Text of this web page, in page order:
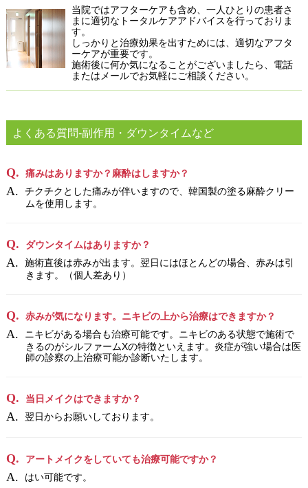
当院ではアフターケアも含め、一人ひとりの患者さ
まに適切なトータルケアアドバイスを行っておりま
す。
しっかりと治療効果を出すためには、適切なアフタ
ーケアが重要です。
施術後に何か気になることがございましたら、電話
またはメールでお気軽にご相談ください。
よくある質問-副作用・ダウンタイムなど
痛みはありますか？麻酔はしますか？
チクチクとした痛みが伴いますので、韓国製の塗る麻酔クリー
ムを使用します。
ダウンタイムはありますか？
施術直後は赤みが出ます。翌日にはほとんどの場合、赤みは引
きます。（個人差あり）
赤みが気になります。ニキビの上から治療はできますか？
ニキビがある場合も治療可能です。ニキビのある状態で施術で
きるのがシルファームXの特徴といえます。炎症が強い場合は医
師の診察の上治療可能か診断いたします。
当日メイクはできますか？
翌日からお願いしております。
アートメイクをしていても治療可能ですか？
はい可能です。